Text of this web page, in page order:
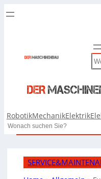
RobotikMechanikElektrik
Search